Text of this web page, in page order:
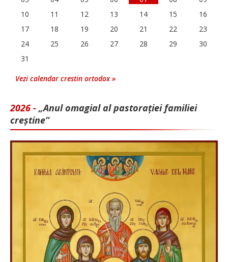
10
11 12 13 14 15
16
17
18 19 20 21 22
23
24
25 26 27 28 29
30
31
Vezi calendar crestin ortodox »
2026 - „Anul omagial al pastorației familiei
creștine”